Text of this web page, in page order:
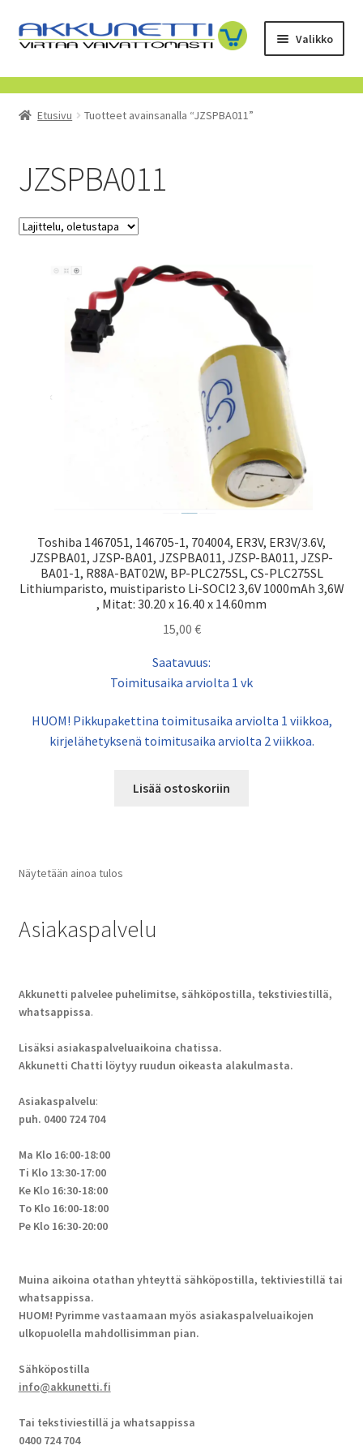
Siirry
navigointiin
Siirry
sisältöön
Valikko
Kauppa
Tietoa meistä
Yrityksille
Etusivu Tuotteet avainsanalla “JZSPBA011”
JZSPBA011
Toshiba 1467051, 146705-1, 704004, ER3V, ER3V/3.6V,
JZSPBA01, JZSP-BA01, JZSPBA011, JZSP-BA011, JZSP-
BA01-1, R88A-BAT02W, BP-PLC275SL, CS-PLC275SL
Lithiumparisto, muistiparisto Li-SOCl2 3,6V 1000mAh 3,6W
, Mitat: 30.20 x 16.40 x 14.60mm
15,00 €
Saatavuus:
Toimitusaika arviolta 1 vk
HUOM! Pikkupakettina toimitusaika arviolta 1 viikkoa,
kirjelähetyksenä toimitusaika arviolta 2 viikkoa.
Lisää ostoskoriin
Näytetään ainoa tulos
Asiakaspalvelu
Akkunetti palvelee puhelimitse, sähköpostilla, tekstiviestillä,
whatsappissa.
Lisäksi asiakaspalveluaikoina chatissa.
Akkunetti Chatti löytyy ruudun oikeasta alakulmasta.
Asiakaspalvelu:
puh. 0400 724 704
Ma Klo 16:00-18:00
Ti Klo 13:30-17:00
Ke Klo 16:30-18:00
To Klo 16:00-18:00
Pe Klo 16:30-20:00
Muina aikoina otathan yhteyttä sähköpostilla, tektiviestillä tai
whatsappissa.
HUOM! Pyrimme vastaamaan myös asiakaspalveluaikojen
ulkopuolella mahdollisimman pian.
Sähköpostilla
info@akkunetti.fi
Tai tekstiviestillä ja whatsappissa
0400 724 704